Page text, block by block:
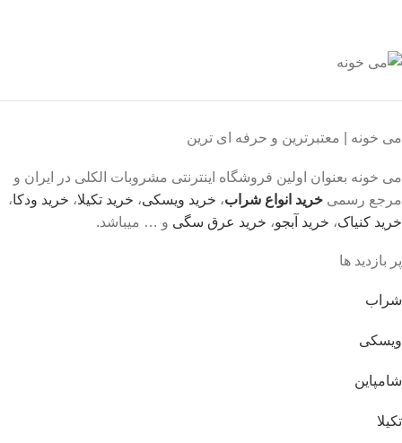
می خونه | معتبرترین و حرفه ای ترین
می خونه بعنوان اولین فروشگاه اینترنتی مشروبات الکلی در ایران و
مرجع رسمی خرید انواع شراب، خرید ویسکی، خرید تکیلا، خرید ودکا،
خرید کنیاک، خرید آبجو، خرید عرق سگی و … میباشد.
پر بازدید ها
شراب
ویسکی
شامپاین
تکیلا